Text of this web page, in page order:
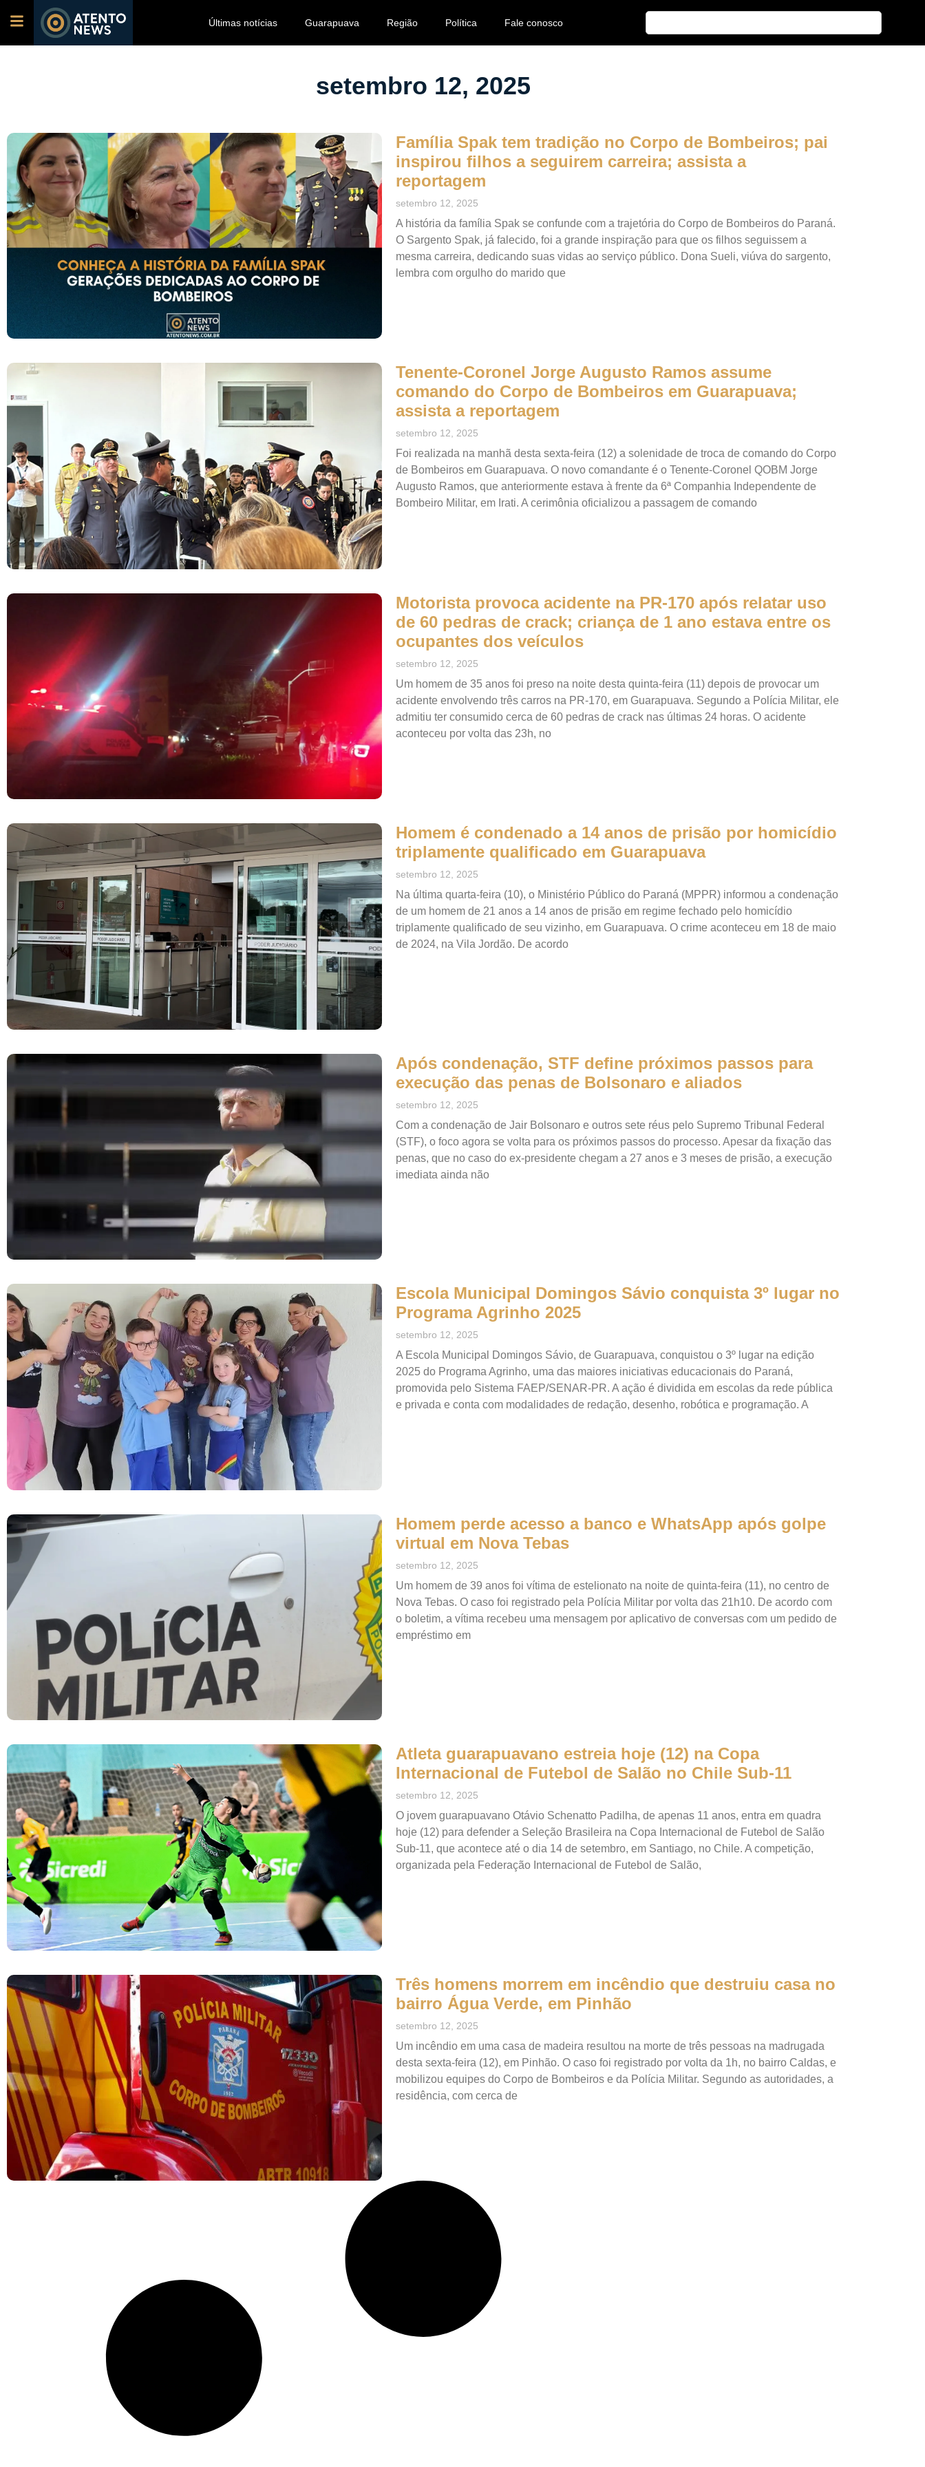
Últimas notícias Guarapuava Região Política Fale conosco
setembro 12, 2025
Família Spak tem tradição no Corpo de Bombeiros; pai
inspirou filhos a seguirem carreira; assista a
reportagem
setembro 12, 2025
A história da família Spak se confunde com a trajetória do Corpo de Bombeiros do Paraná.
O Sargento Spak, já falecido, foi a grande inspiração para que os filhos seguissem a
mesma carreira, dedicando suas vidas ao serviço público. Dona Sueli, viúva do sargento,
lembra com orgulho do marido que
Tenente-Coronel Jorge Augusto Ramos assume
comando do Corpo de Bombeiros em Guarapuava;
assista a reportagem
setembro 12, 2025
Foi realizada na manhã desta sexta-feira (12) a solenidade de troca de comando do Corpo
de Bombeiros em Guarapuava. O novo comandante é o Tenente-Coronel QOBM Jorge
Augusto Ramos, que anteriormente estava à frente da 6ª Companhia Independente de
Bombeiro Militar, em Irati. A cerimônia oficializou a passagem de comando
Motorista provoca acidente na PR-170 após relatar uso
de 60 pedras de crack; criança de 1 ano estava entre os
ocupantes dos veículos
setembro 12, 2025
Um homem de 35 anos foi preso na noite desta quinta-feira (11) depois de provocar um
acidente envolvendo três carros na PR-170, em Guarapuava. Segundo a Polícia Militar, ele
admitiu ter consumido cerca de 60 pedras de crack nas últimas 24 horas. O acidente
aconteceu por volta das 23h, no
Homem é condenado a 14 anos de prisão por homicídio
triplamente qualificado em Guarapuava
setembro 12, 2025
Na última quarta-feira (10), o Ministério Público do Paraná (MPPR) informou a condenação
de um homem de 21 anos a 14 anos de prisão em regime fechado pelo homicídio
triplamente qualificado de seu vizinho, em Guarapuava. O crime aconteceu em 18 de maio
de 2024, na Vila Jordão. De acordo
Após condenação, STF define próximos passos para
execução das penas de Bolsonaro e aliados
setembro 12, 2025
Com a condenação de Jair Bolsonaro e outros sete réus pelo Supremo Tribunal Federal
(STF), o foco agora se volta para os próximos passos do processo. Apesar da fixação das
penas, que no caso do ex-presidente chegam a 27 anos e 3 meses de prisão, a execução
imediata ainda não
Escola Municipal Domingos Sávio conquista 3º lugar no
Programa Agrinho 2025
setembro 12, 2025
A Escola Municipal Domingos Sávio, de Guarapuava, conquistou o 3º lugar na edição
2025 do Programa Agrinho, uma das maiores iniciativas educacionais do Paraná,
promovida pelo Sistema FAEP/SENAR-PR. A ação é dividida em escolas da rede pública
e privada e conta com modalidades de redação, desenho, robótica e programação. A
Homem perde acesso a banco e WhatsApp após golpe
virtual em Nova Tebas
setembro 12, 2025
Um homem de 39 anos foi vítima de estelionato na noite de quinta-feira (11), no centro de
Nova Tebas. O caso foi registrado pela Polícia Militar por volta das 21h10. De acordo com
o boletim, a vítima recebeu uma mensagem por aplicativo de conversas com um pedido de
empréstimo em
Atleta guarapuavano estreia hoje (12) na Copa
Internacional de Futebol de Salão no Chile Sub-11
setembro 12, 2025
O jovem guarapuavano Otávio Schenatto Padilha, de apenas 11 anos, entra em quadra
hoje (12) para defender a Seleção Brasileira na Copa Internacional de Futebol de Salão
Sub-11, que acontece até o dia 14 de setembro, em Santiago, no Chile. A competição,
organizada pela Federação Internacional de Futebol de Salão,
Três homens morrem em incêndio que destruiu casa no
bairro Água Verde, em Pinhão
setembro 12, 2025
Um incêndio em uma casa de madeira resultou na morte de três pessoas na madrugada
desta sexta-feira (12), em Pinhão. O caso foi registrado por volta da 1h, no bairro Caldas, e
mobilizou equipes do Corpo de Bombeiros e da Polícia Militar. Segundo as autoridades, a
residência, com cerca de